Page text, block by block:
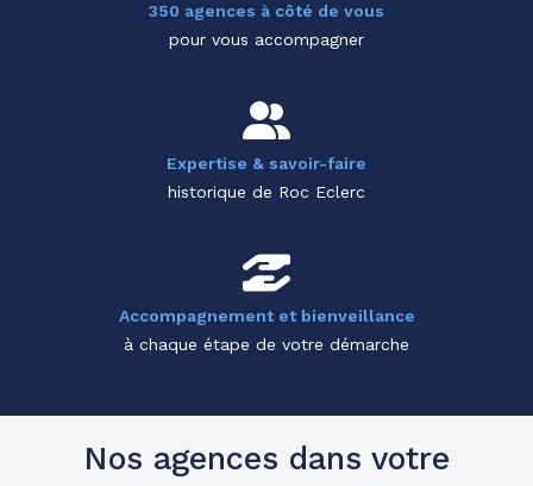
350 agences à côté de vous
pour vous accompagner
Expertise & savoir-faire
historique de Roc Eclerc
Accompagnement et bienveillance
à chaque étape de votre démarche
Nos agences dans votre